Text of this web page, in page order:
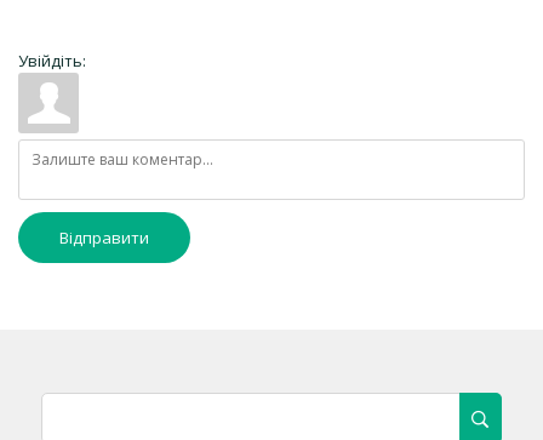
Увійдіть:
Відправити